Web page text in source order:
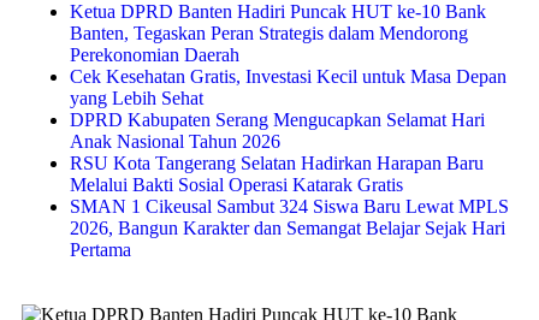
Ketua DPRD Banten Hadiri Puncak HUT ke-10 Bank
Banten, Tegaskan Peran Strategis dalam Mendorong
Perekonomian Daerah
Cek Kesehatan Gratis, Investasi Kecil untuk Masa Depan
yang Lebih Sehat
DPRD Kabupaten Serang Mengucapkan Selamat Hari
Anak Nasional Tahun 2026
RSU Kota Tangerang Selatan Hadirkan Harapan Baru
Melalui Bakti Sosial Operasi Katarak Gratis
SMAN 1 Cikeusal Sambut 324 Siswa Baru Lewat MPLS
2026, Bangun Karakter dan Semangat Belajar Sejak Hari
Pertama